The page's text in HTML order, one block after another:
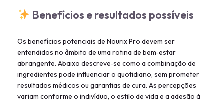
Benefícios e resultados possíveis
Os benefícios potenciais de Nourix Pro devem ser
entendidos no âmbito de uma rotina de bem‑estar
abrangente. Abaixo descreve‑se como a combinação de
ingredientes pode influenciar o quotidiano, sem prometer
resultados médicos ou garantias de cura. As percepções
variam conforme o indivíduo, o estilo de vida e a adesão à